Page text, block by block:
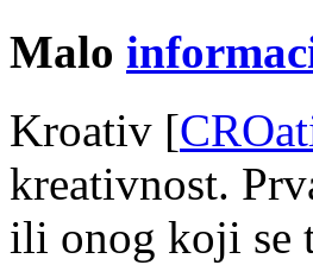
Malo
Kroativ [
kreativnost.
ili onog koji se